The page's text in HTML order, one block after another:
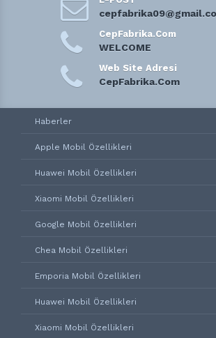
CepFabrika.Com
WELCOME
Web Site Adresi
CepFabrika.Com
Haberler
Apple Mobil Özellikleri
Huawei Mobil Özellikleri
Xiaomi Mobil Özellikleri
Google Mobil Özellikleri
Chea Mobil Özellikleri
Emporia Mobil Özellikleri
Huawei Mobil Özellikleri
Xiaomi Mobil Özellikleri